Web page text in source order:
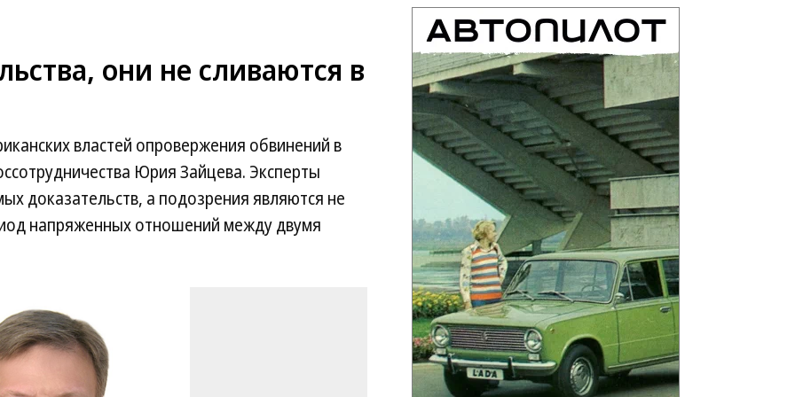
они не сливаются в
властей опровержения обвинений в
Юрия Зайцева. Эксперты
доказательств, а подозрения являются не
напряженных отношений между двумя